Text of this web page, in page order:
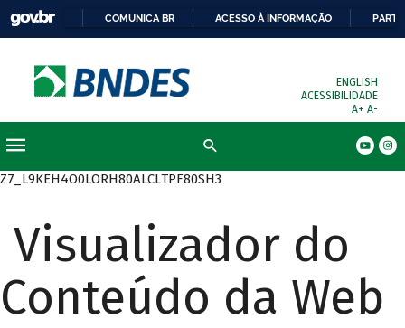
COMUNICA BR ACESSO À INFORMAÇÃO
ENGLISH
ACESSIBILIDADE
A+ A-
Z7_L9KEH4O0LORH80ALCLTPF80SH3
Visualizador do
Conteúdo da Web